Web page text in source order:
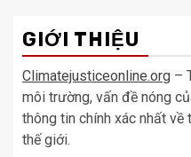
GIỚI THIỆU
Climatejusticeonline.org –
môi trường, vấn đề nóng
thông tin chính xác nhất về
thế giới.